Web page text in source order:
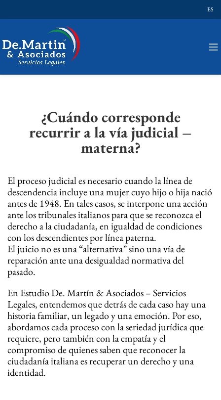
ES
¿Cuándo corresponde
recurrir a la vía judicial –
materna?
El proceso judicial es necesario cuando la línea de
descendencia incluye una mujer cuyo hijo o hija nació
antes de 1948. En tales casos, se interpone una acción
ante los tribunales italianos para que se reconozca el
derecho a la ciudadanía, en igualdad de condiciones
con los descendientes por línea paterna.
El juicio no es una “alternativa” sino una vía de
reparación ante una desigualdad normativa del
pasado.
En Estudio De. Martín & Asociados – Servicios
Legales, entendemos que detrás de cada caso hay una
historia familiar, un legado y una emoción. Por eso,
abordamos cada proceso con la seriedad jurídica que
requiere, pero también con la empatía y el
compromiso de quienes saben que reconocer la
ciudadanía italiana es recuperar un derecho y una
identidad.